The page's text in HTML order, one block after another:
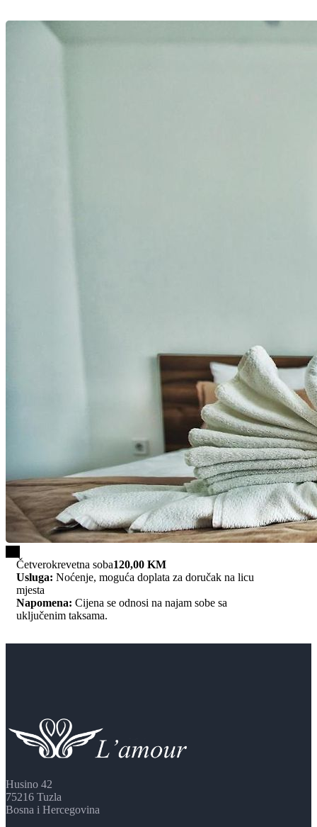
Četverokrevetna soba120,00 KM
Usluga: Noćenje, moguća doplata za doručak na licu
mjesta
Napomena: Cijena se odnosi na najam sobe sa
uključenim taksama.
Husino 42
75216 Tuzla
Bosna i Hercegovina